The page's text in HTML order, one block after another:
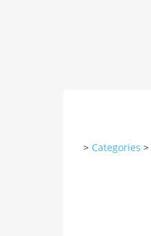
> Categories >